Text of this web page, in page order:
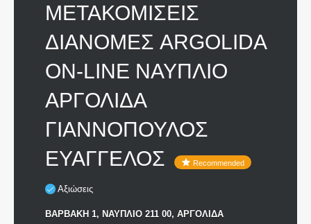
ΜΕΤΑΚΟΜΙΣΕΙΣ
ΔΙΑΝΟΜΕΣ ARGOLIDA
ON-LINE ΝΑΥΠΛΙΟ
ΑΡΓΟΛΙΔΑ
ΓΙΑΝΝΟΠΟΥΛΟΣ
ΕΥΑΓΓΕΛΟΣ
Recommended
Αξιώσεις
ΒΑΡΒΑΚΗ 1, ΝΑΥΠΛΙΟ 211 00, ΑΡΓΟΛΙΔΑ